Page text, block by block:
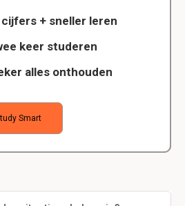
+ sneller leren
keer studeren
alles onthouden
Smart